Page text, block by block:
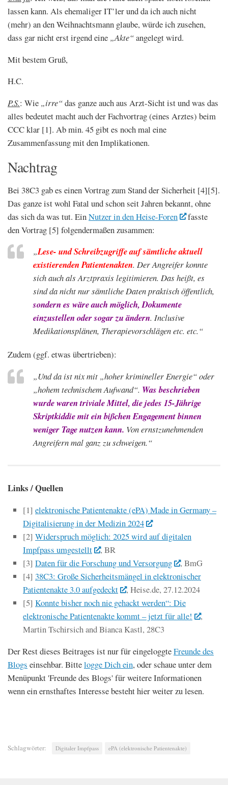
lassen kann. Als ehemaliger IT’ler und da ich auch nicht
(mehr) an den Weihnachtsmann glaube, würde ich zusehen,
dass gar nicht erst irgend eine „Akte“angelegt wird.
Mit bestem Gruß,
H.C.
P.S.: Wie „irre“das ganze auch aus Arzt-Sicht ist und was das
alles bedeutet macht auch der Fachvortrag (eines Arztes) beim
CCC klar [1]. Ab min. 45 gibt es noch mal eine
Zusammenfassung mit den Implikationen.
Nachtrag
Bei 38C3 gab es einen Vortrag zum Stand der Sicherheit [4][5].
Das ganze ist wohl Fatal und schon seit Jahren bekannt, ohne
das sich da was tut. EinNutzer in den Heise-Foren
fasste
den Vortrag [5] folgendermaßen zusammen:
„Lese- und Schreibzugriffe auf sämtliche aktuell
existierenden Patientenakten. Der Angreifer konnte
sich auch als Arztpraxis legitimieren. Das heißt, es
sind da nicht nur sämtliche Daten praktisch öffentlich,
sondern es wäre auch möglich, Dokumente
einzustellen oder sogar zu ändern. Inclusive
Medikationsplänen, Therapievorschlägen etc. etc.“
Zudem (ggf. etwas übertrieben):
„Und da ist nix mit „hoher krimineller Energie“ oder
„hohem technischem Aufwand“. Was beschrieben
wurde waren triviale Mittel, die jedes 15-Jährige
Skriptkiddie mit ein bißchen Engagement binnen
weniger Tage nutzen kann. Von ernstzunehmenden
Angreifern mal ganz zu schweigen.“
Links / Quellen
[1] elektronische Patientenakte (ePA) Made in Germany –
Digitalisierung in der Medizin 2024
[2] Widerspruch möglich: 2025 wird auf digitalen
Impfpass umgestellt
, BR
[3] Daten für die Forschung und Versorgung
, BmG
[4] 38C3: Große Sicherheitsmängel in elektronischer
Patientenakte 3.0 aufgedeckt
, Heise.de, 27.12.2024
[5] Konnte bisher noch nie gehackt werden“: Die
elektronische Patientenakte kommt – jetzt für alle!
,
Martin Tschirsich and Bianca Kastl, 28C3
Der Rest dieses Beitrages ist nur für eingeloggteFreunde des
Blogs einsehbar. Bittelogge Dich ein, oder schaue unter dem
Menüpunkt 'Freunde des Blogs' für weitere Informationen
wenn ein ernsthaftes Interesse besteht hier weiter zu lesen.
Schlagwörter: Digitaler Impfpass ePA (elektronische Patientenakte)